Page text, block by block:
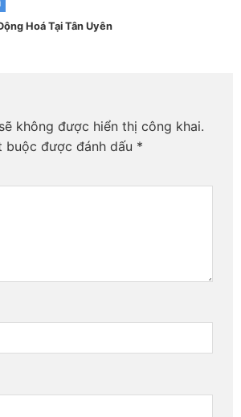
Hoá Tại Tân Uyên
không được hiển thị công khai.
buộc được đánh dấu *